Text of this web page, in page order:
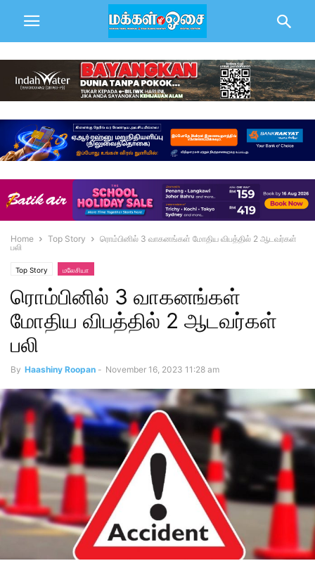
Home Top Story
ரொம்பினில் 3 வாகனங்கள் மோதிய விபத்தில் 2 ஆடவர்கள்
பலி
Top Story மலேசியா
ரொம்பினில் 3 வாகனங்கள்
மோதிய விபத்தில் 2 ஆடவர்கள்
பலி
By Haashiny Roopan - November 16, 2023 11:28 am